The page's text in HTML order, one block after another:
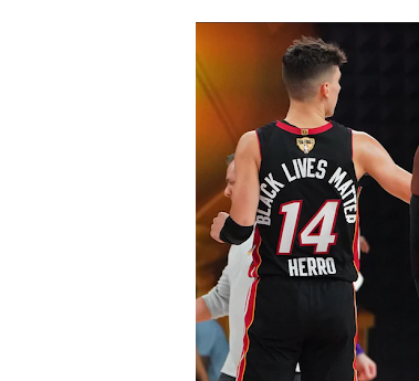
Canadian
EFA y AFLE
Grandes éxitos
Campeonato de
Campeonato de
Mundial de
Máxima
Mundial de